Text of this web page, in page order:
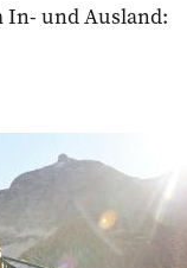
und Ausland: